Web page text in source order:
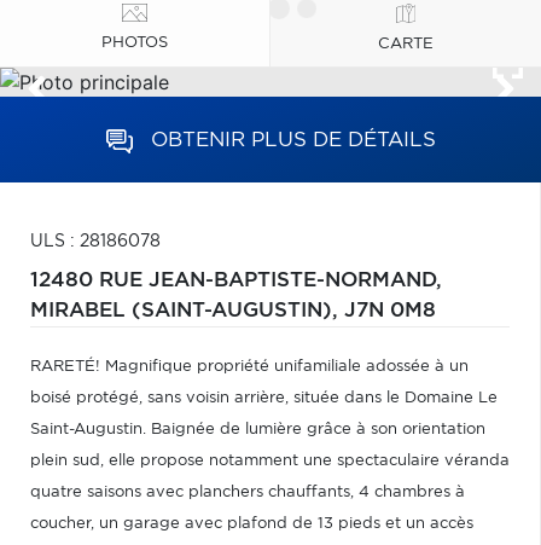
PHOTOS CARTE
OBTENIR PLUS DE DÉTAILS
ULS : 28186078
12480 RUE JEAN-BAPTISTE-NORMAND,
MIRABEL (SAINT-AUGUSTIN), J7N 0M8
RARETÉ! Magnifique propriété unifamiliale adossée à un
boisé protégé, sans voisin arrière, située dans le Domaine Le
Saint-Augustin. Baignée de lumière grâce à son orientation
plein sud, elle propose notamment une spectaculaire véranda
quatre saisons avec planchers chauffants, 4 chambres à
coucher, un garage avec plafond de 13 pieds et un accès